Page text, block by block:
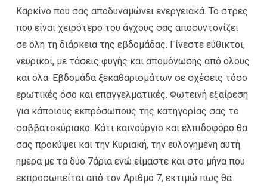
Καρκίνο που σας αποδυναμώνει ενεργειακά. Το στρες
που είναι χειρότερο του άγχους σας αποσυντονίζει
σε όλη τη διάρκεια της εβδομάδας. Γίνεστε εύθικτοι,
νευρικοί, με τάσεις φυγής και απομόνωσης από όλους
και όλα. Εβδομάδα ξεκαθαρισμάτων σε σχέσεις τόσο
ερωτικές όσο και επαγγελματικές. Φωτεινή εξαίρεση
για κάποιους εκπρόσωπους της κατηγορίας σας το
σαββατοκύριακο. Κάτι καινούργιο και ελπιδοφόρο θα
σας προκύψει και την Κυριακή, την ευλογημένη αυτή
ημέρα με τα δύο 7άρια ενώ είμαστε και στο μήνα που
εκπροσωπείται από τον Αριθμό 7, εκτιμώ πως θα